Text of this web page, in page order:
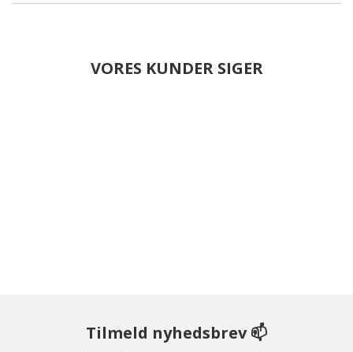
VORES KUNDER SIGER
Tilmeld nyhedsbrev 📫